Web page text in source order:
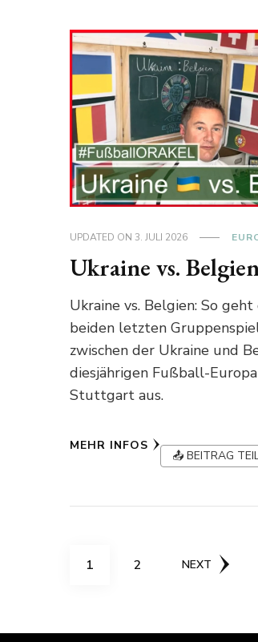
UPDATED ON 3. JULI 2026
Ukraine vs.
Ukraine vs. Belgien: So
beiden letzten
zwischen der Ukraine und
diesjährigen Fußball-
Stuttgart aus.
MEHR INFOS
📤 BEITRAG
PAGE
1 PAGE
2 NEXT